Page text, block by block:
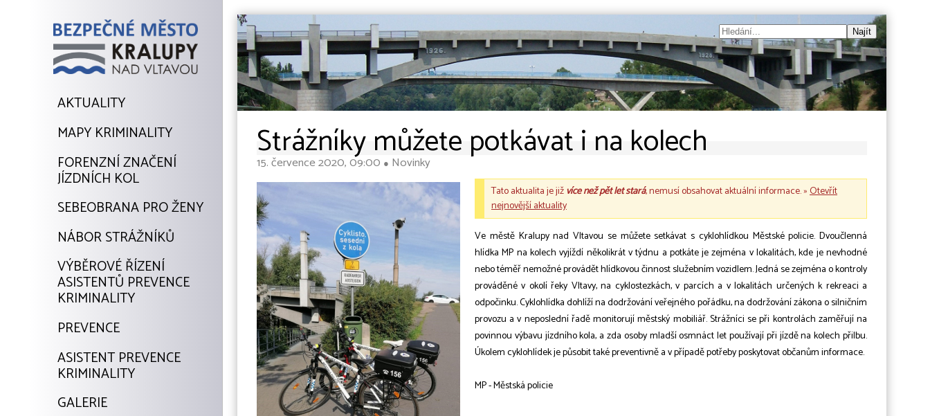
AKTUALITY
MAPY KRIMINALITY
FORENZNÍ ZNAČENÍ
JÍZDNÍCH KOL
SEBEOBRANA PRO ŽENY
NÁBOR STRÁŽNÍKŮ
VÝBĚROVÉ ŘÍZENÍ
ASISTENTŮ PREVENCE
KRIMINALITY
PREVENCE
ASISTENT PREVENCE
KRIMINALITY
GALERIE
Strážníky můžete potkávat i na kolech
15. července 2020, 09:00 ● Novinky
Tato aktualita je jižvíce než pět let stará, nemusí obsahovat aktuální informace. »Otevřít
nejnovější aktuality
Ve městě Kralupy nad Vltavou se můžete setkávat s cyklohlídkou Městské policie. Dvoučlenná
hlídka MP na kolech vyjíždí několikrát v týdnu a potkáte je zejména v lokalitách, kde je nevhodné
nebo téměř nemožné provádět hlídkovou činnost služebním vozidlem. Jedná se zejména o kontroly
prováděné v okolí řeky Vltavy, na cyklostezkách, v parcích a v lokalitách určených k rekreaci a
odpočinku. Cyklohlídka dohlíží na dodržování veřejného pořádku, na dodržování zákona o silničním
provozu a v neposlední řadě monitorují městský mobiliář. Strážníci se při kontrolách zaměřují na
povinnou výbavu jízdního kola, a zda osoby mladší osmnáct let používají při jízdě na kolech přilbu.
Úkolem cyklohlídek je působit také preventivně a v případě potřeby poskytovat občanům informace.
MP - Městská policie